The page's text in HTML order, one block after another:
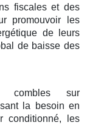
fiscales et des
promouvoir les
de leurs
de baisse des
combles sur
la besoin en
conditionné, les